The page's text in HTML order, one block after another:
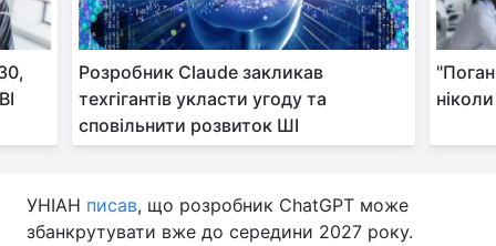
Розробник Claude закликав
техгігантів укласти угоду та
сповільнити розвиток ШІ
УНІАН писав, що розробник ChatGPT може
збанкрутувати вже до середини 2027 року.